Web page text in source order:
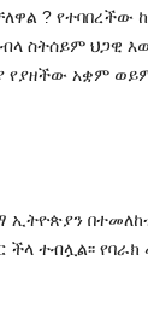
?
ስትሰይም ህጋዊ
አቋም
ኢትዮጵያን
ችላ ተብሏል፡፡ የባራክ